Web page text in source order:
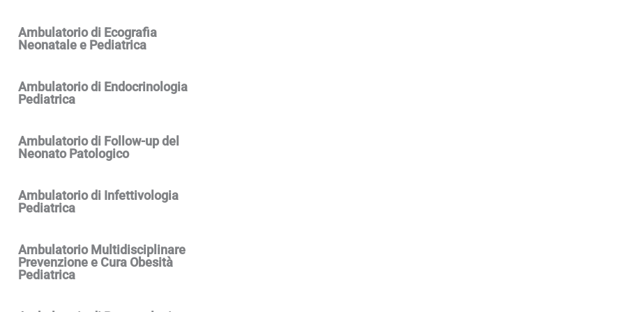
Ambulatorio di Ecografia
Neonatale e Pediatrica
Ambulatorio di Endocrinologia
Pediatrica
Ambulatorio di Follow-up del
Neonato Patologico
Ambulatorio di Infettivologia
Pediatrica
Ambulatorio Multidisciplinare
Prevenzione e Cura Obesità
Pediatrica